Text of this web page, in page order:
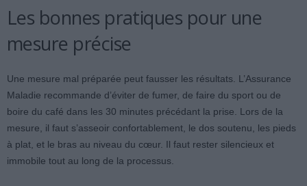
Les bonnes pratiques pour une
mesure précise
Une mesure mal préparée peut fausser les résultats. L’Assurance
Maladie recommande d’éviter de fumer, de faire du sport ou de
boire du café dans les 30 minutes précédant la prise. Lors de la
mesure, il faut s’asseoir confortablement, le dos soutenu, les pieds
à plat, et le bras au niveau du cœur. Il faut rester silencieux et
immobile tout au long de la processus.